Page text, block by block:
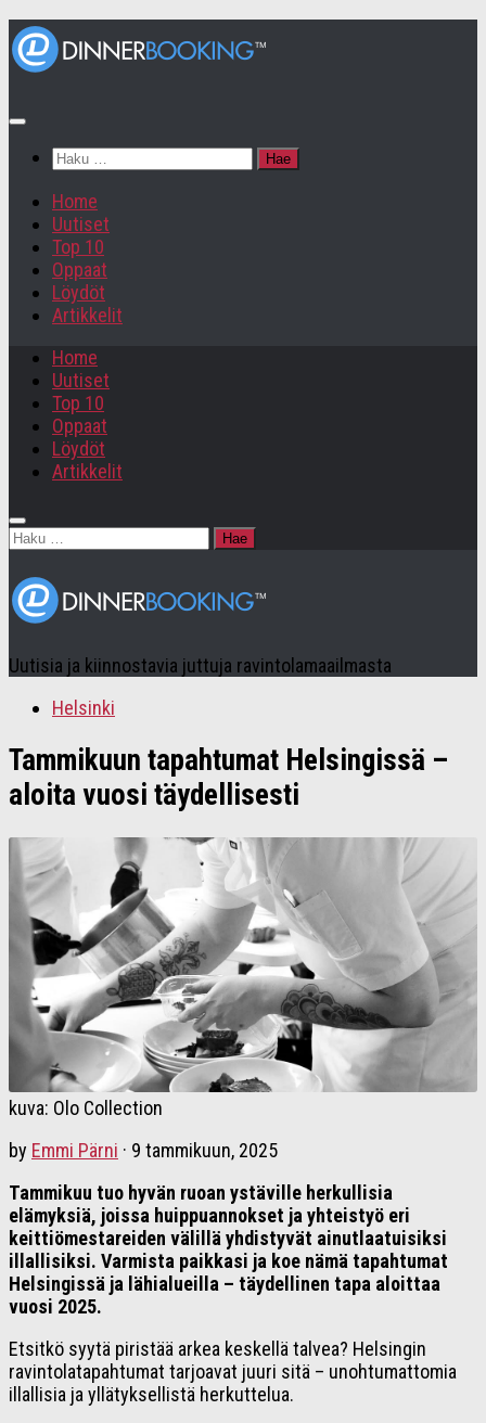
Haku:
Home
Uutiset
Top 10
Oppaat
Löydöt
Artikkelit
Home
Uutiset
Top 10
Oppaat
Löydöt
Artikkelit
Haku:
Uutisia ja kiinnostavia juttuja ravintolamaailmasta
Helsinki
Tammikuun tapahtumat Helsingissä –
aloita vuosi täydellisesti
kuva: Olo Collection
by Emmi Pärni · 9 tammikuun, 2025
Tammikuu tuo hyvän ruoan ystäville herkullisia
elämyksiä, joissa huippuannokset ja yhteistyö eri
keittiömestareiden välillä yhdistyvät ainutlaatuisiksi
illallisiksi. Varmista paikkasi ja koe nämä tapahtumat
Helsingissä ja lähialueilla – täydellinen tapa aloittaa
vuosi 2025.
Etsitkö syytä piristää arkea keskellä talvea? Helsingin
ravintolatapahtumat tarjoavat juuri sitä – unohtumattomia
illallisia ja yllätyksellistä herkuttelua.